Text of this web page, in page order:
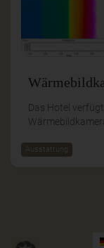
Das Hotel
Ausstattung